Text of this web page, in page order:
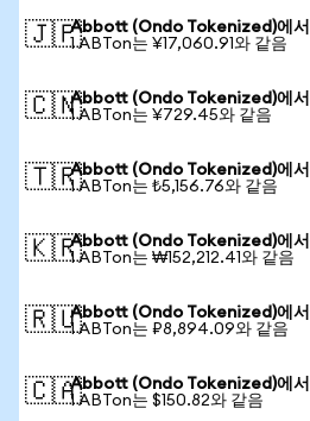
🇯🇵Abbott (Ondo Tokenized)에서
1 ABTon는 ¥17,060.91와 같음
🇨🇳Abbott (Ondo Tokenized)에서
1 ABTon는 ¥729.45와 같음
🇹🇷Abbott (Ondo Tokenized)에서
1 ABTon는 ₺5,156.76와 같음
🇰🇷Abbott (Ondo Tokenized)에서
1 ABTon는 ₩152,212.41와 같음
🇷🇺Abbott (Ondo Tokenized)에서
1 ABTon는 ₽8,894.09와 같음
🇨🇦Abbott (Ondo Tokenized)에서
1 ABTon는 $150.82와 같음